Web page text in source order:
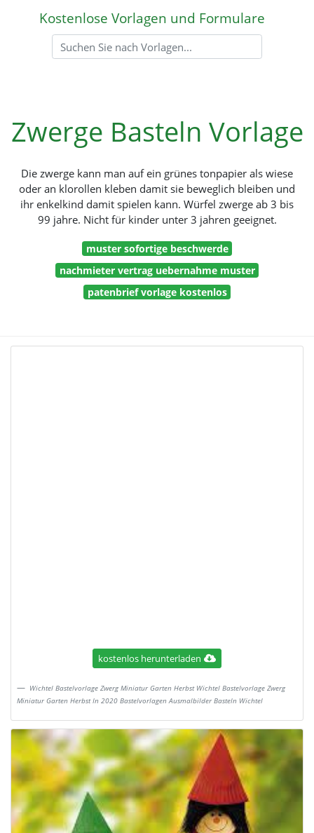
Kostenlose Vorlagen und Formulare
Zwerge Basteln Vorlage
Die zwerge kann man auf ein grünes tonpapier als wiese
oder an klorollen kleben damit sie beweglich bleiben und
ihr enkelkind damit spielen kann. Würfel zwerge ab 3 bis
99 jahre. Nicht für kinder unter 3 jahren geeignet.
muster sofortige beschwerde
nachmieter vertrag uebernahme muster
patenbrief vorlage kostenlos
kostenlos herunterladen
Wichtel Bastelvorlage Zwerg Miniatur Garten Herbst Wichtel Bastelvorlage Zwerg
Miniatur Garten Herbst In 2020 Bastelvorlagen Ausmalbilder Basteln Wichtel